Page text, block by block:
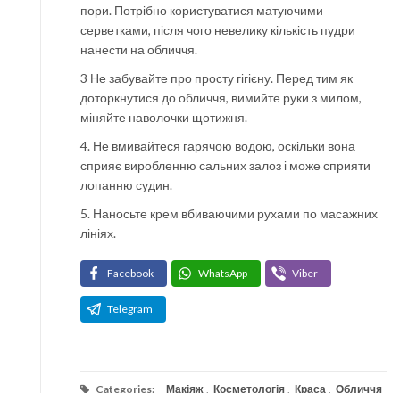
пори. Потрібно користуватися матуючими
серветками, після чого невелику кількість пудри
нанести на обличчя.
3 Не забувайте про просту гігієну. Перед тим як
доторкнутися до обличчя, вимийте руки з милом,
міняйте наволочки щотижня.
4. Не вмивайтеся гарячою водою, оскільки вона
сприяє виробленню сальних залоз і може сприяти
лопанню судин.
5. Наносьте крем вбиваючими рухами по масажних
лініях.
Facebook WhatsApp Viber
Telegram
Categories: Макіяж , Косметологія , Краса , Обличчя